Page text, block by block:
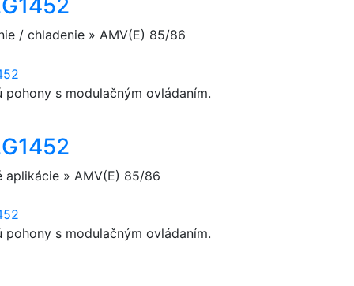
/ chladenie » AMV(E) 85/86
s modulačným ovládaním.
» AMV(E) 85/86
s modulačným ovládaním.